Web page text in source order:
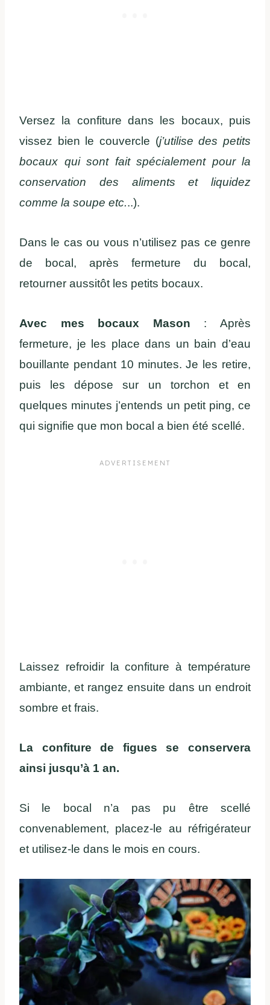
Versez la confiture dans les bocaux, puis
vissez bien le couvercle (j’utilise des petits
bocaux qui sont fait spécialement pour la
conservation des aliments et liquidez
comme la soupe etc...).
Dans le cas ou vous n’utilisez pas ce genre
de bocal, après fermeture du bocal,
retourner aussitôt les petits bocaux.
Avec mes bocaux Mason : Après
fermeture, je les place dans un bain d’eau
bouillante pendant 10 minutes. Je les retire,
puis les dépose sur un torchon et en
quelques minutes j’entends un petit ping, ce
qui signifie que mon bocal a bien été scellé.
Laissez refroidir la confiture à température
ambiante, et rangez ensuite dans un endroit
sombre et frais.
La confiture de figues se conservera
ainsi jusqu’à 1 an.
Si le bocal n’a pas pu être scellé
convenablement, placez-le au réfrigérateur
et utilisez-le dans le mois en cours.